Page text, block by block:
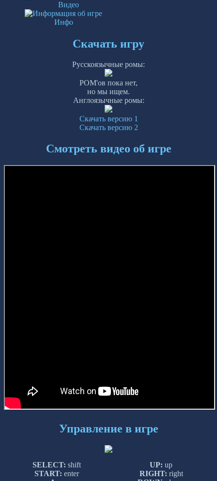
Видео
Инфо
Скачать игру
Русскоязычные ромы:
РОМ'ов пока нет,
но мы ищем.
Англоязычные ромы:
Скачать версию 1
Скачать версию 2
Смотреть видео об игре
Управление в игре
SELECT: shift
START: enter
UP: up
RIGHT: right